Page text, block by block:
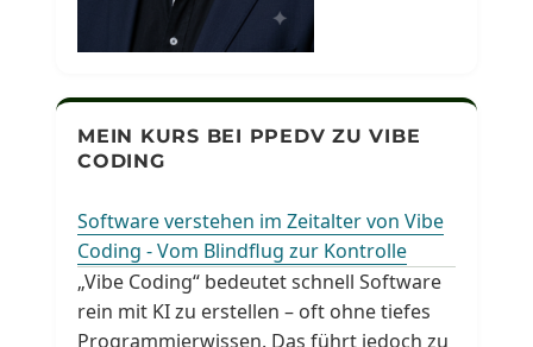
MEIN KURS BEI PPEDV ZU VIBE
CODING
Software verstehen im Zeitalter von Vibe
Coding - Vom Blindflug zur Kontrolle
„Vibe Coding“ bedeutet schnell Software
rein mit KI zu erstellen – oft ohne tiefes
Programmierwissen. Das führt jedoch zu